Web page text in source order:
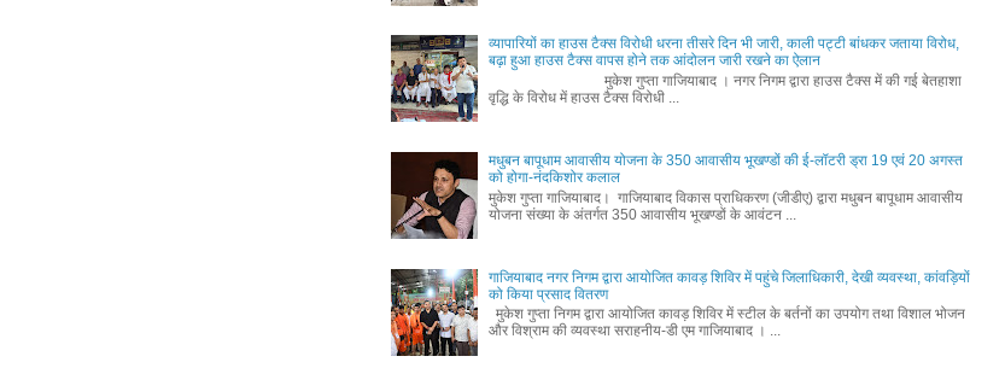
व्यापारियों का हाउस टैक्स विरोधी धरना तीसरे दिन भी जारी, काली पट्टी बांधकर जताया विरोध,
बढ़ा हुआ हाउस टैक्स वापस होने तक आंदोलन जारी रखने का ऐलान
मुकेश गुप्ता गाजियाबाद । नगर निगम द्वारा हाउस टैक्स में की गई बेतहाशा
वृद्धि के विरोध में हाउस टैक्स विरोधी ...
मधुबन बापूधाम आवासीय योजना के 350 आवासीय भूखण्डों की ई-लॉटरी ड्रा 19 एवं 20 अगस्त
को होगा-नंदकिशोर कलाल
मुकेश गुप्ता गाजियाबाद। गाजियाबाद विकास प्राधिकरण (जीडीए) द्वारा मधुबन बापूधाम आवासीय
योजना संख्या के अंतर्गत 350 आवासीय भूखण्डों के आवंटन ...
गाजियाबाद नगर निगम द्वारा आयोजित कावड़ शिविर में पहुंचे जिलाधिकारी, देखी व्यवस्था, कांवड़ियों
को किया प्रसाद वितरण
मुकेश गुप्ता निगम द्वारा आयोजित कावड़ शिविर में स्टील के बर्तनों का उपयोग तथा विशाल भोजन
और विश्राम की व्यवस्था सराहनीय-डी एम गाजियाबाद । ...